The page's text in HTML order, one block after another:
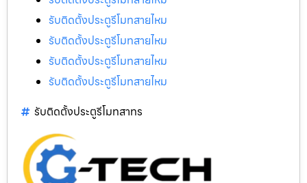
รับติดตั้งประตูรีโมทสายไหม
รับติดตั้งประตูรีโมทสายไหม
รับติดตั้งประตูรีโมทสายไหม
รับติดตั้งประตูรีโมทสายไหม
รับติดตั้งประตูรีโมทสาทร